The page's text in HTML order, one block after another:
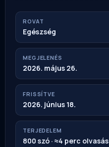
ROVAT
Egészség
MEGJELENÉS
2026. május 26.
FRISSÍTVE
2026. június 18.
TERJEDELEM
800 szó · ≈4 perc olvasás